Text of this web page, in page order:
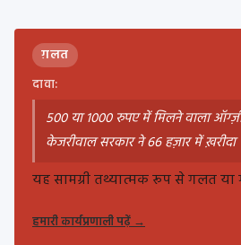
ग़लत
दावा:
500 या 1000 रुपए में मिलने वाला
केजरीवाल सरकार ने 66 हज़ार में ख़रीदा
यह सामग्री तथ्यात्मक रूप से गलत या
हमारी कार्यप्रणाली पढ़ें→